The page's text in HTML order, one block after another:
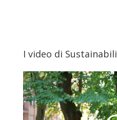
I video di